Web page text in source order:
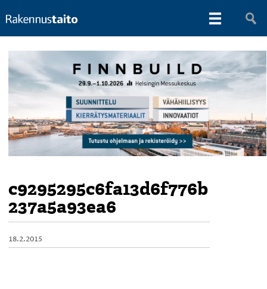
c9295295c6fa13d6f776b
237a5a93ea6
18.2.2015